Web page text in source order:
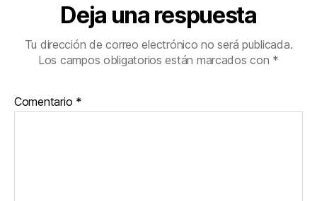
Deja una respuesta
Tu dirección de correo electrónico no será publicada.
Los campos obligatorios están marcados con *
Comentario *